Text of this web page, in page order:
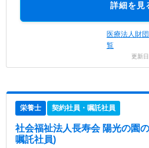
詳細を見
医療法人財
覧
更新
栄養士 契約社員・嘱託社員
社会福祉法人長寿会 陽光の園
嘱託社員)